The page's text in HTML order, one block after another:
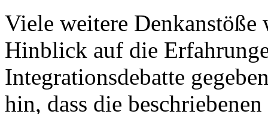
Viele weitere Denkanstöße
Hinblick auf die
Integrationsdebatte
hin, dass die